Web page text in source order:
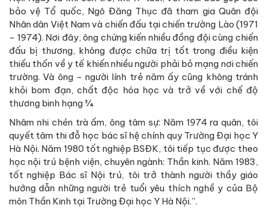
bảo vệ Tổ quốc, Ngô Đăng Thục đã tham gia Quân đội
Nhân dân Việt Nam và chiến đấu tại chiến trường Lào (1971
- 1974). Nơi đây, ông chứng kiến nhiều đồng đội cùng chiến
đấu bị thương, không được chữa trị tốt trong điều kiện
thiếu thốn về y tế khiến nhiều người phải bỏ mạng nơi chiến
trường. Và ông - người lính trẻ năm ấy cũng không tránh
khỏi bom đạn, chất độc hóa học và trở về với chế độ
thương binh hạng ¾.
Nhâm nhi chén trà ấm, ông tâm sự: Năm 1974 ra quân, tôi
quyết tâm thi đỗ học bác sĩ hệ chính quy Trường Đại học Y
Hà Nội. Năm 1980 tốt nghiệp BSĐK, tôi tiếp tục được theo
học nội trú bệnh viện, chuyên ngành: Thần kinh. Năm 1983,
tốt nghiệp Bác sĩ Nội trú, tôi trở thành người thầy giáo
hướng dẫn những người trẻ tuổi yêu thích nghề y của Bộ
môn Thần Kinh tại Trường Đại học Y Hà Nội.”.